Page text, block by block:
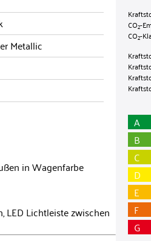
Metallic
in Wagenfarbe
LED Lichtleiste zwischen
CO2-
CO2-
A
B
C
D
E
F
G